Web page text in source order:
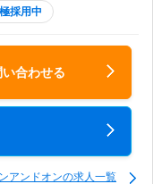
採用中
合わせる
アンドオンの求人一覧